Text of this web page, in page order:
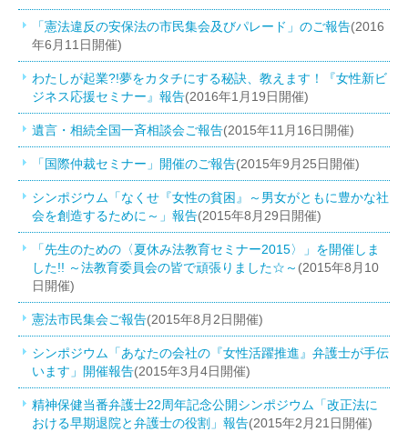
「憲法違反の安保法の市民集会及びパレード」のご報告(2016
年6月11日開催)
わたしが起業?!夢をカタチにする秘訣、教えます！『女性新ビ
ジネス応援セミナー』報告(2016年1月19日開催)
遺言・相続全国一斉相談会ご報告(2015年11月16日開催)
「国際仲裁セミナー」開催のご報告(2015年9月25日開催)
シンポジウム「なくせ『女性の貧困』～男女がともに豊かな社
会を創造するために～」報告(2015年8月29日開催)
「先生のための〈夏休み法教育セミナー2015〉」を開催しま
した!! ～法教育委員会の皆で頑張りました☆～ (2015年8月10
日開催)
憲法市民集会ご報告(2015年8月2日開催)
シンポジウム「あなたの会社の『女性活躍推進』弁護士が手伝
います」開催報告(2015年3月4日開催)
精神保健当番弁護士22周年記念公開シンポジウム「改正法に
おける早期退院と弁護士の役割」報告(2015年2月21日開催)